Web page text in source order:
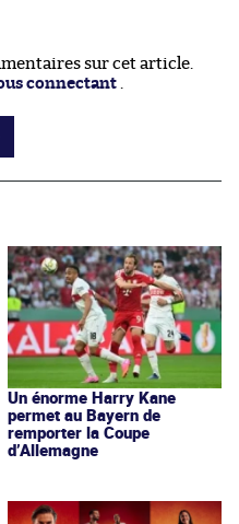
sur cet article.
connectant
Un énorme Harry Kane
permet au Bayern de
remporter la Coupe
d’Allemagne